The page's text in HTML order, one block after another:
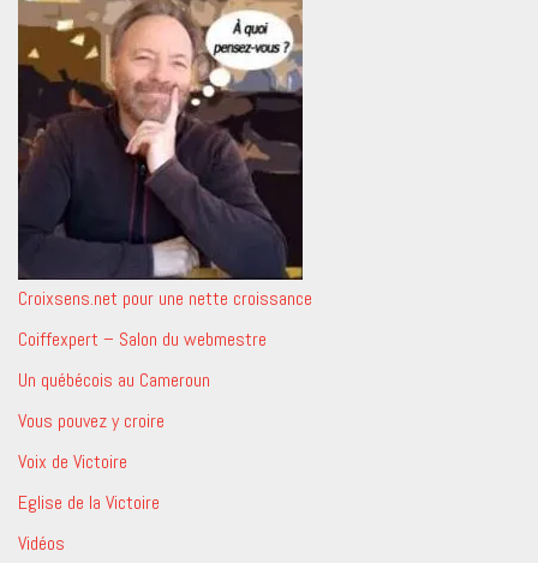
Croixsens.net pour une nette croissance
Coiffexpert – Salon du webmestre
Un québécois au Cameroun
Vous pouvez y croire
Voix de Victoire
Eglise de la Victoire
Vidéos